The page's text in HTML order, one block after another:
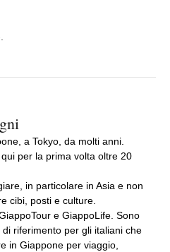
a Tokyo, da molti anni.
per la prima volta oltre 20
in particolare in Asia e non
cibi, posti e culture.
e GiappoLife. Sono
riferimento per gli italiani che
in Giappone per viaggio,